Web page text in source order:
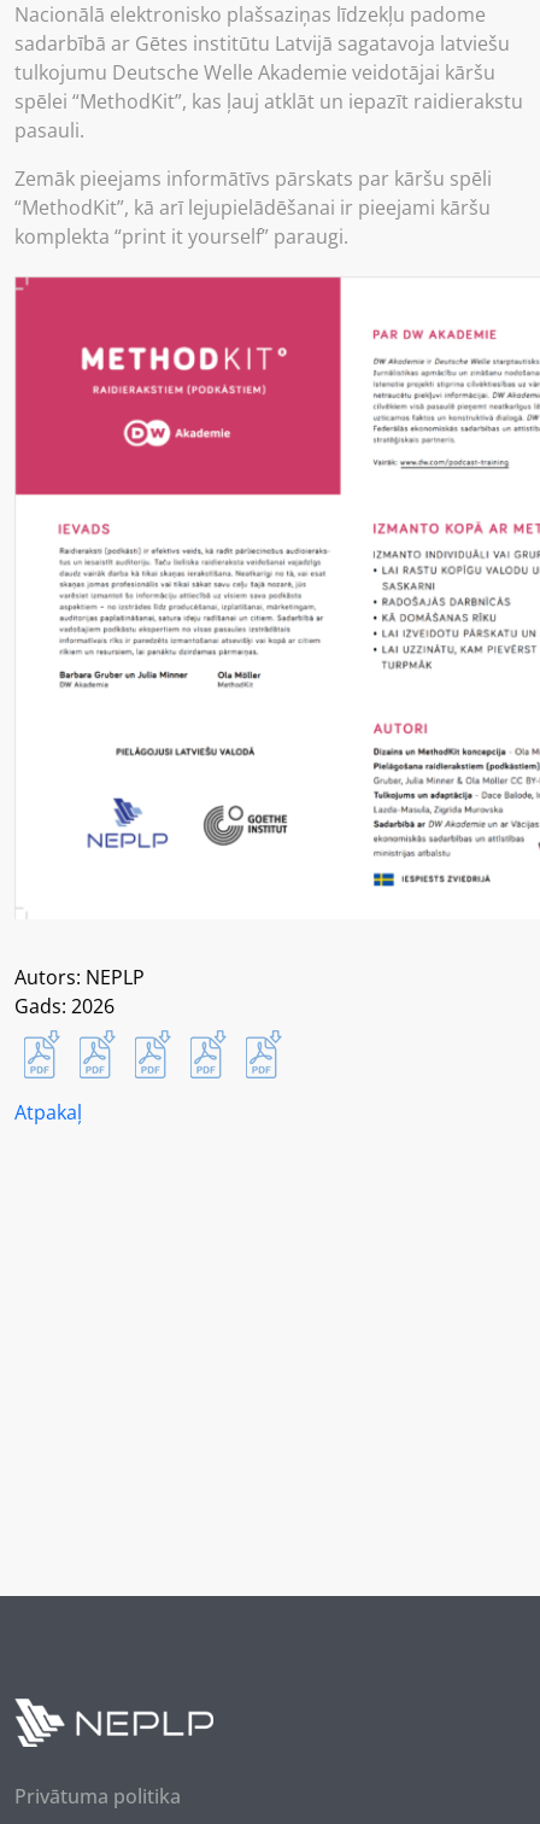
Nacionālā elektronisko plašsaziņas līdzekļu padome
sadarbībā ar Gētes institūtu Latvijā sagatavoja latviešu
tulkojumu Deutsche Welle Akademie veidotājai kāršu
spēlei “MethodKit”, kas ļauj atklāt un iepazīt raidierakstu
pasauli.
Zemāk pieejams informātīvs pārskats par kāršu spēli
“MethodKit”, kā arī lejupielādēšanai ir pieejami kāršu
komplekta “print it yourself” paraugi.
Autors: NEPLP
Gads: 2026
Atpakaļ
Privātuma politika